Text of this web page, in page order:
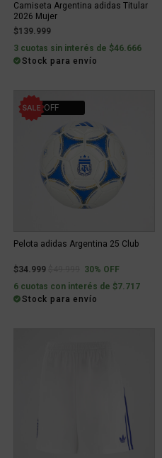
Camiseta Argentina adidas Titular
2026 Mujer
$139.999
3 cuotas sin interés de $46.666
Stock para envío
30% OFF
Pelota adidas Argentina 25 Club
$34.999 Price reduced from
to30% OFF
6 cuotas con interés de $7.717
Stock para envío